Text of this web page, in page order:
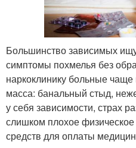
Большинство зависимых
симптомы похмелья без
наркоклинику больные
масса: банальный стыд,
у себя зависимости, страх
слишком плохое физическое
средств для оплаты